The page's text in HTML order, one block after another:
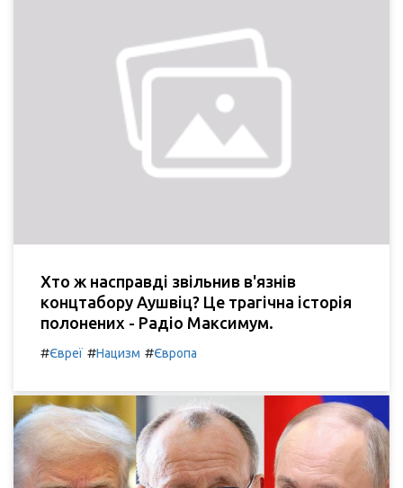
Хто ж насправді звільнив в'язнів
концтабору Аушвіц? Це трагічна історія
полонених - Радіо Максимум.
#Євреї #Нацизм #Європа